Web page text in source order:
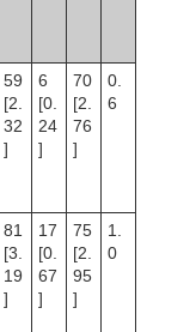
59
[2.
32
]
6
[0.
24
]
70
[2.
76
]
0.
6
81
[3.
19
]
17
[0.
67
]
75
[2.
95
]
1.
0